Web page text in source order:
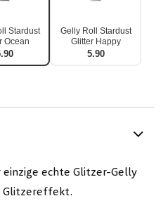
Stardust
Ocean
Gelly Roll Stardust
Glitter Happy
5.90
echte Glitzer-Gelly
Glitzereffekt.